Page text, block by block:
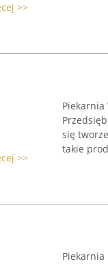
>>
>>
Piekarnia
się
takie
Piekarnia